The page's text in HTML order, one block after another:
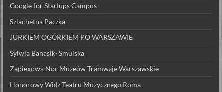
Google for Startups Campus
Szlachetna Paczka
JURKIEM OGÓRKIEM PO WARSZAWIE
Sylwia Banasik- Smulska
Zapiexowa Noc Muzeów Tramwaje Warszawskie
Honorowy Widz Teatru Muzycznego Roma